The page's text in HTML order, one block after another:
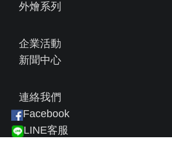
外燴系列
企業活動
新聞中心
連絡我們
Facebook
LINE客服